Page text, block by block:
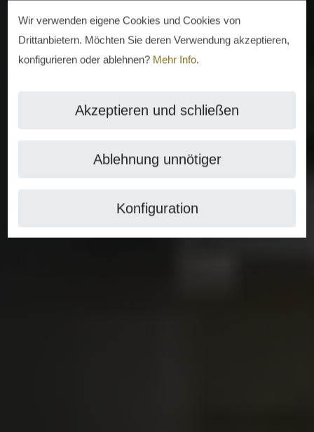
Wir verwenden eigene Cookies und Cookies von
Drittanbietern. Möchten Sie deren Verwendung akzeptieren,
konfigurieren oder ablehnen? Mehr Info.
Akzeptieren und schließen
Ablehnung unnötiger
Konfiguration